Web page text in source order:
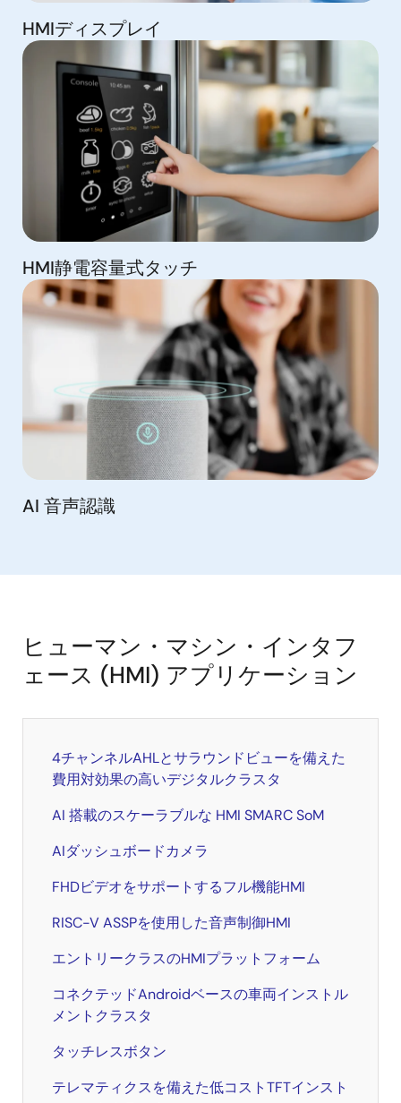
HMIディスプレイ
HMI静電容量式タッチ
AI 音声認識
ヒューマン・マシン・インタフ
ェース (HMI) アプリケーション
4チャンネルAHLとサラウンドビューを備えた
費用対効果の高いデジタルクラスタ
AI 搭載のスケーラブルな HMI SMARC SoM
AIダッシュボードカメラ
FHDビデオをサポートするフル機能HMI
RISC-V ASSPを使用した音声制御HMI
エントリークラスのHMIプラットフォーム
コネクテッドAndroidベースの車両インストル
メントクラスタ
タッチレスボタン
テレマティクスを備えた低コストTFTインスト